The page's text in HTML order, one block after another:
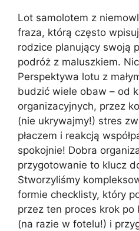
Lot samolotem z
fraza, którą często
rodzice planujący swoją
podróż z maluszkiem.
Perspektywa lotu z
budzić wiele obaw – od
organizacyjnych, przez
(nie ukrywajmy!) stres
płaczem i reakcją
spokojnie! Dobra
przygotowanie to klucz
Stworzyliśmy
formie checklisty, który
przez ten proces krok po
(na razie w fotelu!) i